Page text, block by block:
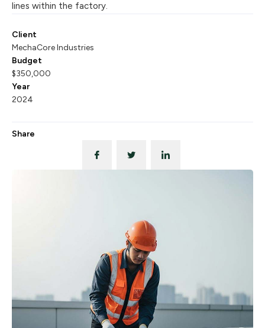
Contact & Demande de devis
APPELER MAINTENANT
lines within the factory.
Client
MechaCore Industries
Budget
$350,000
Year
2024
Share